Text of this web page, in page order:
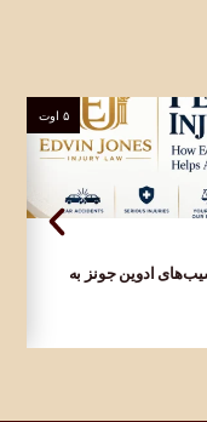
۵ اوت
ادوین جونز به